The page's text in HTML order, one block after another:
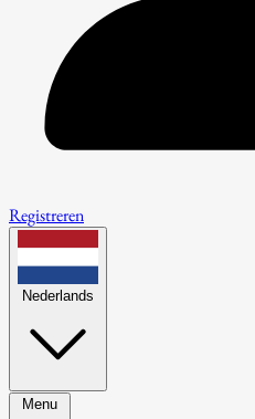
Registreren
Nederlands
Menu